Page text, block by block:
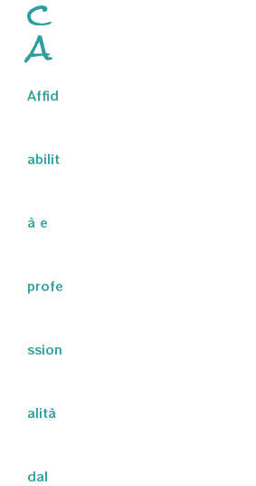
a
Affid
abilit
à e
profe
ssion
alità
dal